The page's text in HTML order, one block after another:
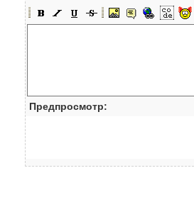
Предпросмотр: